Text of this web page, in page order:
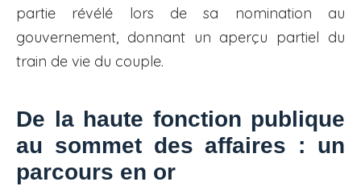
partie révélé lors de sa nomination au
gouvernement, donnant un aperçu partiel du
train de vie du couple.
De la haute fonction publique
au sommet des affaires : un
parcours en or